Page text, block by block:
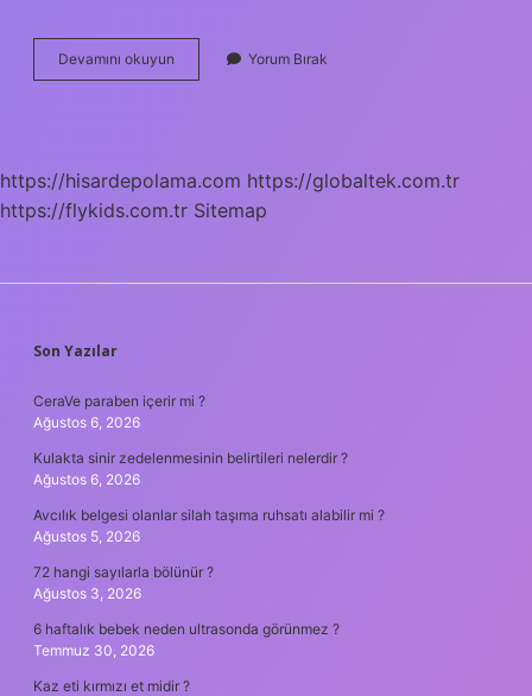
Devamını okuyun
Nasil
Yorum Bırak
https://hisardepolama.com https://globaltek.com.tr
https://flykids.com.tr Sitemap
SIDEBAR
Son Yazılar
CeraVe paraben içerir mi ?
Ağustos 6, 2026
Kulakta sinir zedelenmesinin belirtileri nelerdir ?
Ağustos 6, 2026
Avcılık belgesi olanlar silah taşıma ruhsatı alabilir mi ?
Ağustos 5, 2026
72 hangi sayılarla bölünür ?
Ağustos 3, 2026
6 haftalık bebek neden ultrasonda görünmez ?
Temmuz 30, 2026
Kaz eti kırmızı et midir ?